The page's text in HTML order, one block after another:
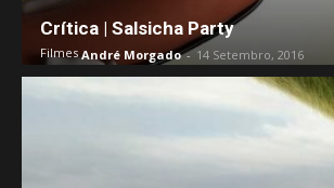
Crítica | Salsicha Party
Filmes André Morgado - 14 Setembro, 2016